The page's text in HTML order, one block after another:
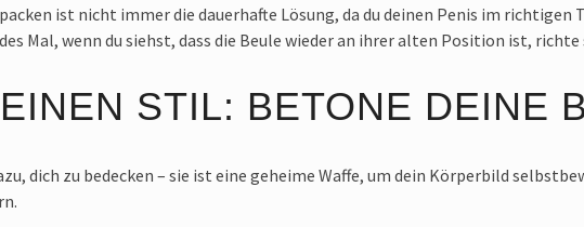
ist nicht immer die dauerhafte Lösung, da du deinen Penis im
Mal, wenn du siehst, dass die Beule wieder an ihrer alten Position ist, richte
STIL: BETONE DEINE
dich zu bedecken – sie ist eine geheime Waffe, um dein Körperbild